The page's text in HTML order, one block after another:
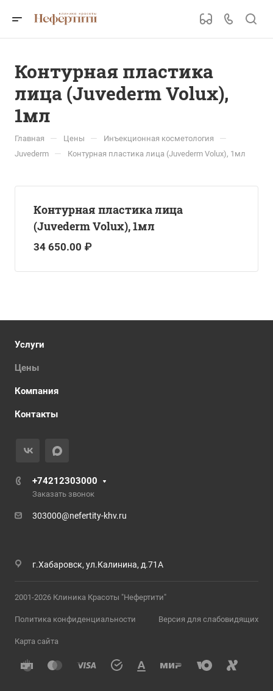
Контурная пластика
лица (Juvederm Volux),
1мл
Главная — Цены — Инъекционная косметология —
Juvederm — Контурная пластика лица (Juvederm Volux), 1мл
Контурная пластика лица
(Juvederm Volux), 1мл
34 650.00 ₽
Услуги
Цены
Компания
Контакты
+74212303000
Заказать звонок
303000@nefertity-khv.ru
г.Хабаровск, ул.Калинина, д.71А
2001-2026 Клиника Красоты "Нефертити"
Политика конфиденциальности Версия для слабовидящих
Карта сайта